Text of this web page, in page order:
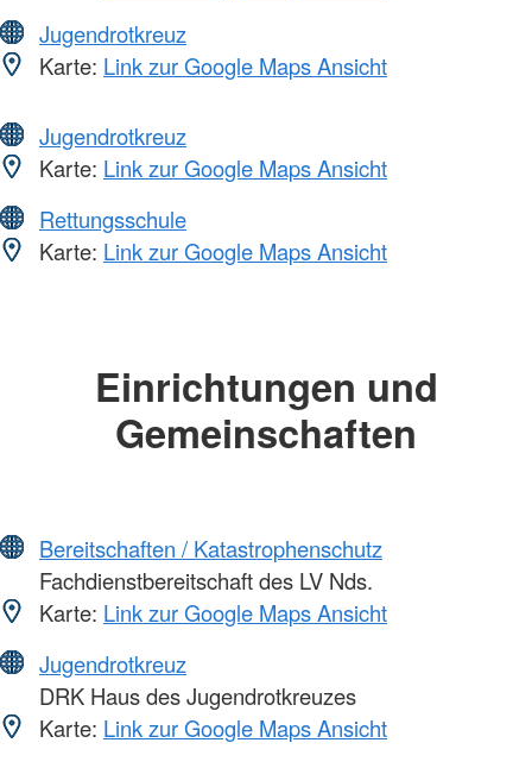
Jugendrotkreuz
Karte: Link zur Google Maps Ansicht
Jugendrotkreuz
Karte: Link zur Google Maps Ansicht
Rettungsschule
Karte: Link zur Google Maps Ansicht
Einrichtungen und
Gemeinschaften
Bereitschaften / Katastrophenschutz
Fachdienstbereitschaft des LV Nds.
Karte: Link zur Google Maps Ansicht
Jugendrotkreuz
DRK Haus des Jugendrotkreuzes
Karte: Link zur Google Maps Ansicht